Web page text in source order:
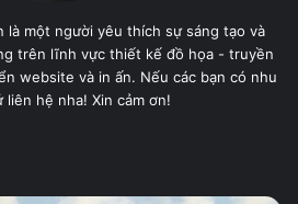
là một người yêu thích sự sáng tạo và
trên lĩnh vực thiết kế đồ họa - truyền
website và in ấn. Nếu các bạn có nhu
liên hệ nha! Xin cảm ơn!